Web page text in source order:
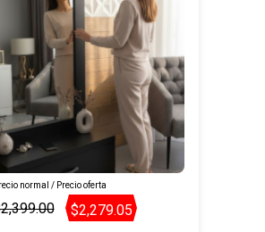
normal / Precio oferta
$2,279.05